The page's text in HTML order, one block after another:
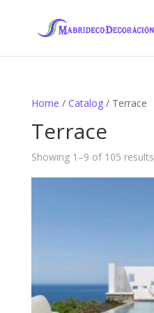
Home / Catalog/ Terrace
Terrace
Showing 1–9 of 105 results